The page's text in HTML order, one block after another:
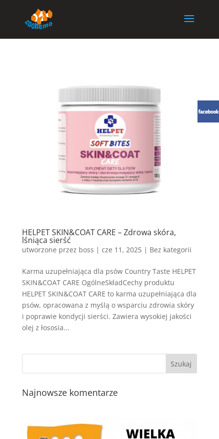
HELPET SKIN&COAT CARE – Zdrowa skóra,
lśniąca sierść
utworzone przez boss | cze 11, 2025| Bez kategorii
Karma uzupełniająca dla psów Country Taste HELPET
SKIN&COAT CARE OgólneSkładCechy produktu
HELPET SKIN&COAT CARE to karma uzupełniająca dla
psów, opracowana z myślą o wsparciu zdrowia skóry
i poprawie kondycji sierści. Zawiera wysokiej jakości
olej z łososia...
Najnowsze komentarze